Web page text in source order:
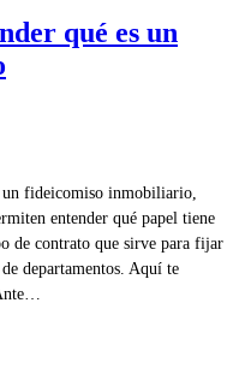
qué es un
un fideicomiso inmobiliario,
entender qué papel tiene
de contrato que sirve para fijar
departamentos. Aquí te